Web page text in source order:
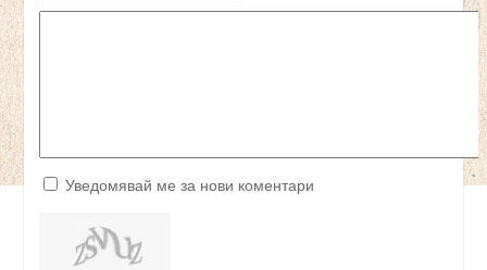
Уведомявай ме за нови коментари